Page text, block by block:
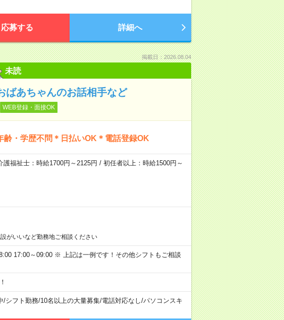
応募する 詳細へ
掲載日：2026.08.04
未読
ばあちゃんのお話相手など
WEB登録・面接OK
齢・学歴不問＊日払いOK＊電話登録OK
福祉士：時給1700円～2125円 / 初任者以上：時給1500円～
いいなど勤務地ご相談ください
17:00～09:00 ※ 上記は一例です！その他シフトもご相談
/シフト勤務/10名以上の大量募集/電話対応なし/パソコンスキ